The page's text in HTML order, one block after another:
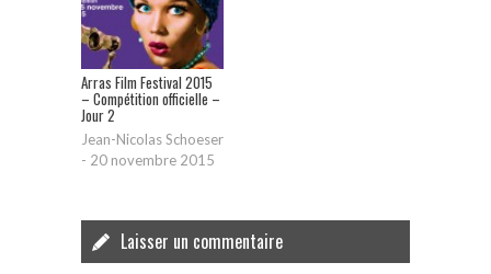
Arras Film Festival 2015
– Compétition officielle –
Jour 2
Jean-Nicolas Schoeser
- 20 novembre 2015
Laisser un commentaire